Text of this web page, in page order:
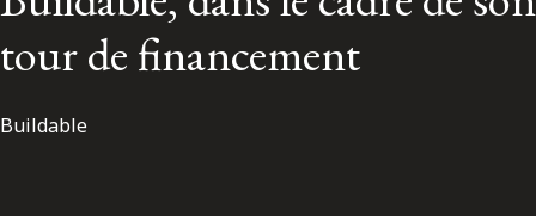
tour de financement
Buildable